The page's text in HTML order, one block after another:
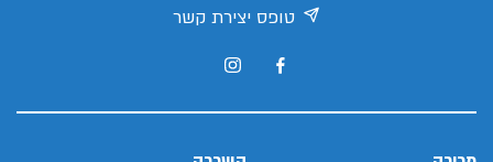
טופס יצירת קשר